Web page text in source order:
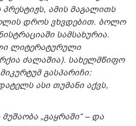
ამის მაგალითს
დროს ვხვდებით. ბოლო
სამსახურია.
ლიტერატურული
ძალაშია). სახელმწიფო
გასპარიჩი:
ასი თუმანი აქვს,
„გაყრაში“ – და